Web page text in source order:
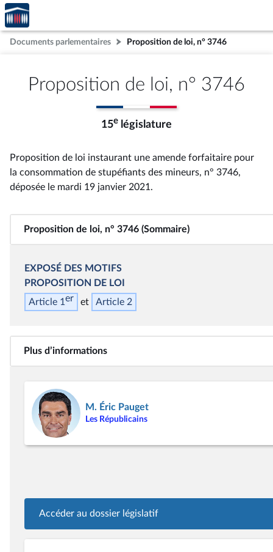
Aller au contenu
Aller en bas de la page
Accèder
à la
page
d'accueil
Documents parlementaires Proposition de loi, n° 3746
Proposition de loi, n° 3746
15e législature
Proposition de loi instaurant une amende forfaitaire pour
la consommation de stupéfiants des mineurs, n° 3746,
déposée le mardi 19 janvier 2021 .
Proposition de loi, n° 3746 (Sommaire)
EXPOSÉ DES MOTIFS
PROPOSITION DE LOI
Article 1er Article 2
Plus d’informations
M. Éric Pauget
Les Républicains
Accéder au dossier législatif